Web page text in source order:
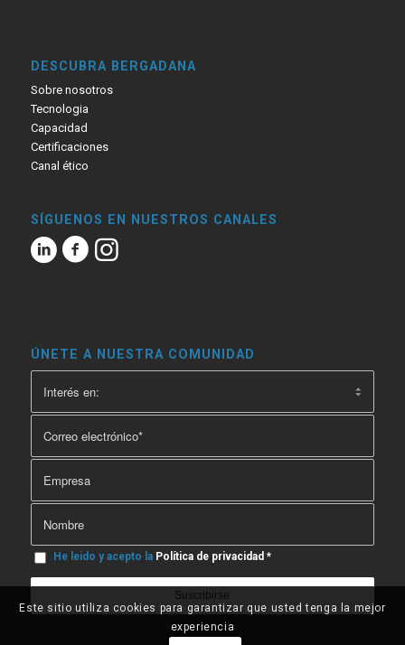
DESCUBRA BERGADANA
Sobre nosotros
Tecnologia
Capacidad
Certificaciones
Canal ético
SÍGUENOS EN NUESTROS CANALES
ÚNETE A NUESTRA COMUNIDAD
He leido y acepto la Política de privacidad *
Este sitio utiliza cookies para garantizar que usted tenga la mejor
experiencia